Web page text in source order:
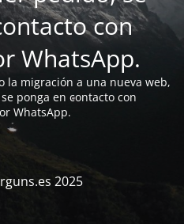
con
WhatsApp.
la migración a una nueva web,
ponga en contacto con
WhatsApp.
2025